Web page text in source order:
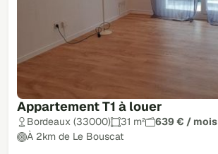
Appartement T1 à louer
Bordeaux (33000) 31 m²
639 € / mois
À 2km de Le Bouscat